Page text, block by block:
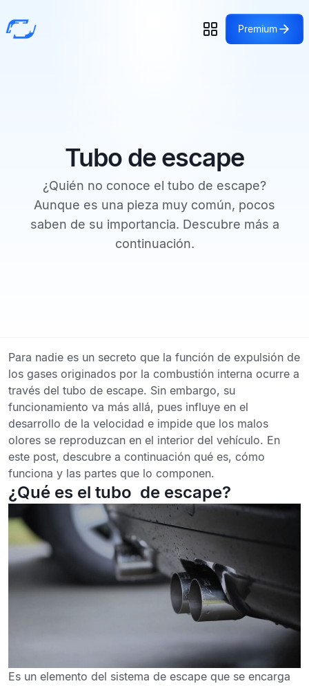
Premium
Tubo de escape
¿Quién no conoce el tubo de escape?
Aunque es una pieza muy común, pocos
saben de su importancia. Descubre más a
continuación.
Para nadie es un secreto que la función de expulsión de
los gases originados por la combustión interna ocurre a
través del tubo de escape. Sin embargo, su
funcionamiento va más allá, pues influye en el
desarrollo de la velocidad e impide que los malos
olores se reproduzcan en el interior del vehículo. En
este post, descubre a continuación qué es, cómo
funciona y las partes que lo componen.
¿Qué es el tubo de escape?
Es un elemento del sistema de escape que se encarga